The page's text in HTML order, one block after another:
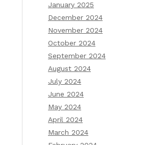
January 2025
December 2024
November 2024
October 2024
September 2024
August 2024
July 2024
June 2024
May 2024
April 2024
March 2024